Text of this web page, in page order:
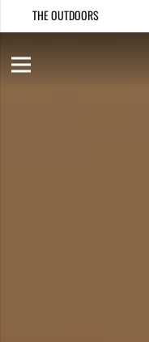
THE OUTDOORS